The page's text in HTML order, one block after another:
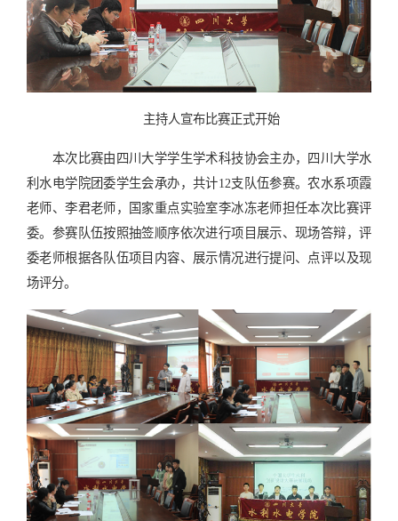
主持人宣布比赛正式开始
本次比赛由四川大学学生学术科技协会主办，四川大学水
利水电学院团委学生会承办，共计12支队伍参赛。农水系项霞
老师、李君老师，国家重点实验室李冰冻老师担任本次比赛评
委。参赛队伍按照抽签顺序依次进行项目展示、现场答辩，评
委老师根据各队伍项目内容、展示情况进行提问、点评以及现
场评分。